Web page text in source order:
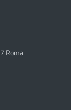
Roma